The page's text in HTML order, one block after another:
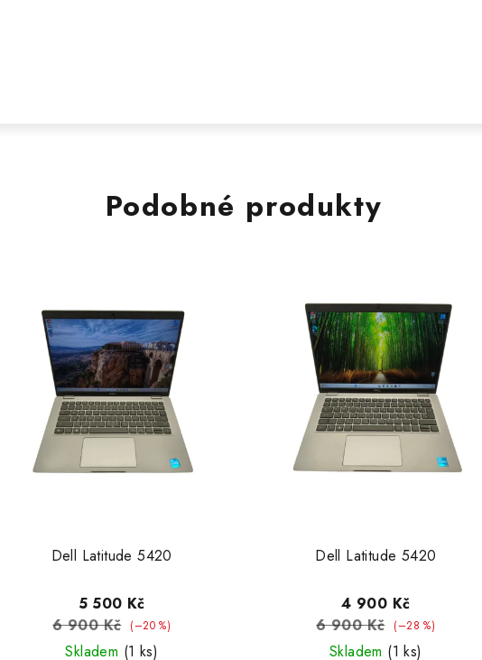
Podobné produkty
Dell Latitude 5420
5 500 Kč
6 900 Kč (–20 %)
Skladem (1 ks)
Dell Latitude 5420
4 900 Kč
6 900 Kč (–28 %)
Skladem (1 ks)